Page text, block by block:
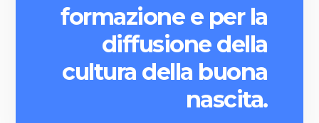
formazione e per la
diffusione della
cultura della buona
nascita.